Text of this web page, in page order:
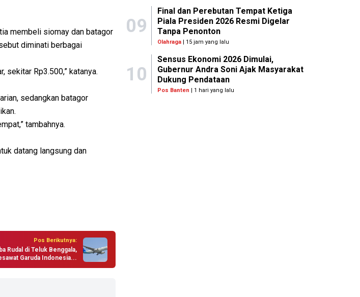
membeli siomay dan batagor
diminati berbagai
sekitar Rp3.500,” katanya.
sedangkan batagor
tambahnya.
datang langsung dan
Pos Berikutnya:
Rudal di Teluk Benggala,
Garuda Indonesia...
09
Final dan Perebutan Tempat Ketiga
Piala Presiden 2026 Resmi Digelar
Tanpa Penonton
Olahraga | 15 jam yang lalu
10
Sensus Ekonomi 2026 Dimulai,
Gubernur Andra Soni Ajak Masyarakat
Dukung Pendataan
Pos Banten | 1 hari yang lalu